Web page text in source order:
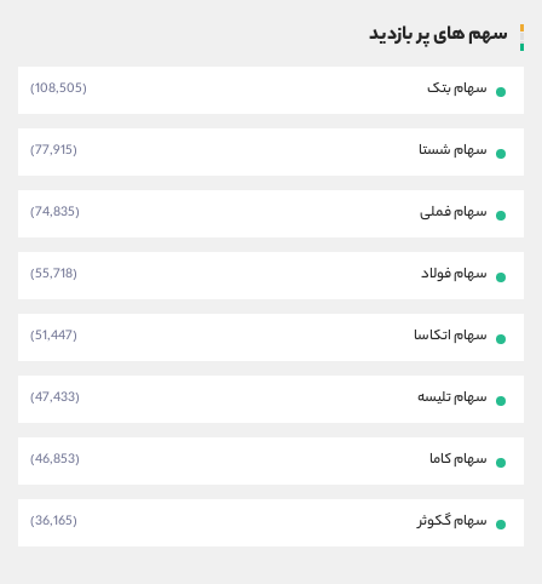
سهم های پر بازدید
سهام بتک (108,505)
سهام شستا (77,915)
سهام فملی (74,835)
سهام فولاد (55,718)
سهام اتکاسا (51,447)
سهام تلیسه (47,433)
سهام کاما (46,853)
سهام گکوثر (36,165)